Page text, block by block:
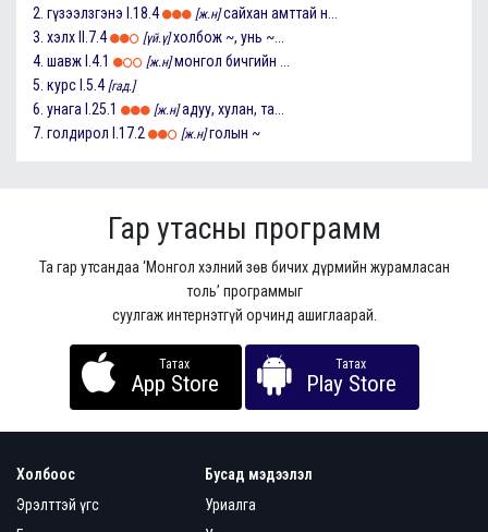
2. гүзээлзгэнэ I.18.4 [ж.н] сайхан амттай н...
3. хэлх II.7.4 [үй.ү] холбож ~, унь ~...
4. шавж I.4.1 [ж.н] монгол бичгийн ...
5. курс I.5.4 [гад.]
6. унага I.25.1 [ж.н] адуу, хулан, та...
7. голдирол I.17.2 [ж.н] голын ~
Гар утасны программ
Та гар утсандаа ‘Монгол хэлний зөв бичих дүрмийн журамласан
толь’ программыг
суулгаж интернэтгүй орчинд ашиглаарай.
Татах
App Store
Татах
Play Store
Холбоос
Эрэлттэй үгс
Бусад мэдээлэл
Уриалга